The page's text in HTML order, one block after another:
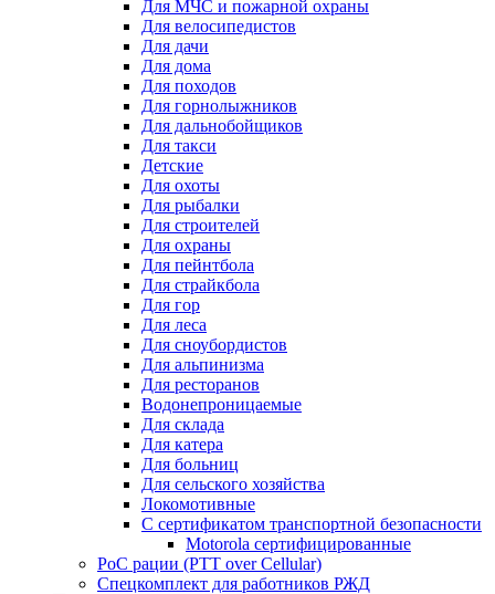
Для МЧС и пожарной охраны
Для велосипедистов
Для дачи
Для дома
Для походов
Для горнолыжников
Для дальнобойщиков
Для такси
Детские
Для охоты
Для рыбалки
Для строителей
Для охраны
Для пейнтбола
Для страйкбола
Для гор
Для леса
Для сноубордистов
Для альпинизма
Для ресторанов
Водонепроницаемые
Для склада
Для катера
Для больниц
Для сельского хозяйства
Локомотивные
С сертификатом транспортной безопасности
Motorola сертифицированные
PoC рации (PTT over Cellular)
Спецкомплект для работников РЖД